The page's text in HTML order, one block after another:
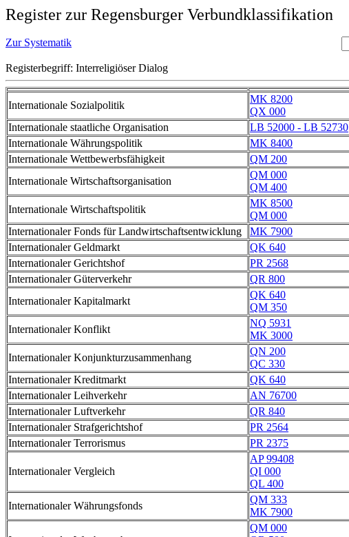
Register zur Regensburger Verbundklassifikation
Zur Systematik
Registerbegriff: Interreligiöser Dialog
Internationale Sozialpolitik
MK 8200
QX 000
Internationale staatliche Organisation
LB 52000 - LB 52730
Internationale Währungspolitik
MK 8400
Internationale Wettbewerbsfähigkeit
QM 200
Internationale Wirtschaftsorganisation
QM 000
QM 400
Internationale Wirtschaftspolitik
MK 8500
QM 000
Internationaler Fonds für Landwirtschaftsentwicklung
MK 7900
Internationaler Geldmarkt
QK 640
Internationaler Gerichtshof
PR 2568
Internationaler Güterverkehr
QR 800
Internationaler Kapitalmarkt
QK 640
QM 350
Internationaler Konflikt
NQ 5931
MK 3000
Internationaler Konjunkturzusammenhang
QN 200
QC 330
Internationaler Kreditmarkt
QK 640
Internationaler Leihverkehr
AN 76700
Internationaler Luftverkehr
QR 840
Internationaler Strafgerichtshof
PR 2564
Internationaler Terrorismus
PR 2375
Internationaler Vergleich
AP 99408
QI 000
QL 400
Internationaler Währungsfonds
QM 333
MK 7900
QM 000